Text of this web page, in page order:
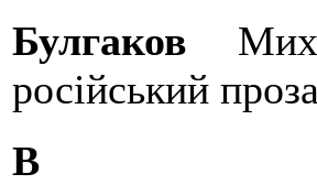
Булгаков
російський
В